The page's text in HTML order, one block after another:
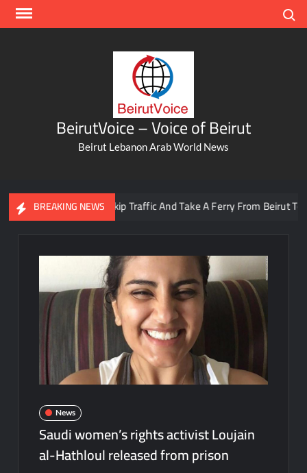
Skip
BeirutVoice – Voice of Beirut
Beirut Lebanon Arab World News
BREAKING NEWS
You Can Now Skip Traffic And Take A Ferry From Beirut To
News
Saudi women’s rights activist Loujain
al-Hathloul released from prison